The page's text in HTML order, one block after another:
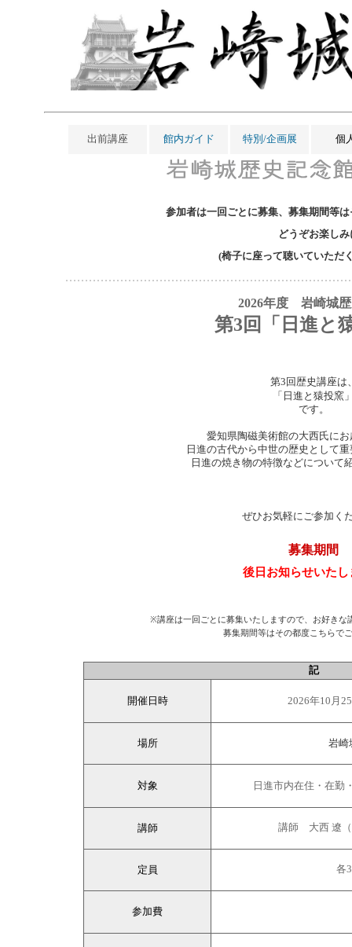
出前講座 館内ガイド 特別/企画展 個
参加者は一回ごとに募集、募集期間等
どうぞお楽しみ
(椅子に座って聴いていただ
2026年度 岩崎城
第3回「日進と
第3回歴史講座は
「日進と猿投窯
です。
愛知県陶磁美術館の大西氏に
日進の古代から中世の歴史として
日進の焼き物の特徴などについて
ぜひお気軽にご参加く
募集期間
後日お知らせいたし
※講座は一回ごとに募集いたしますので、お好きな
募集期間等はその都度こちらで
記
開催日時 2026年10月
場所 岩崎
対象 日進市内在住・在勤
講師 講師 大西 遼（
定員 各
参加費